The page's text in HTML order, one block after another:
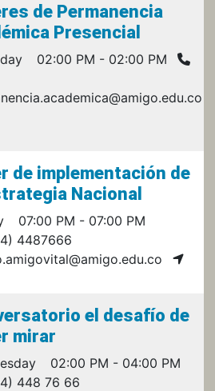
de Permanencia
Presencial
02:00 PM - 02:00 PM
de implementación de
Nacional
07:00 PM - 07:00 PM
4487666
el desafío de
mirar
02:00 PM - 04:00 PM
448 76 66